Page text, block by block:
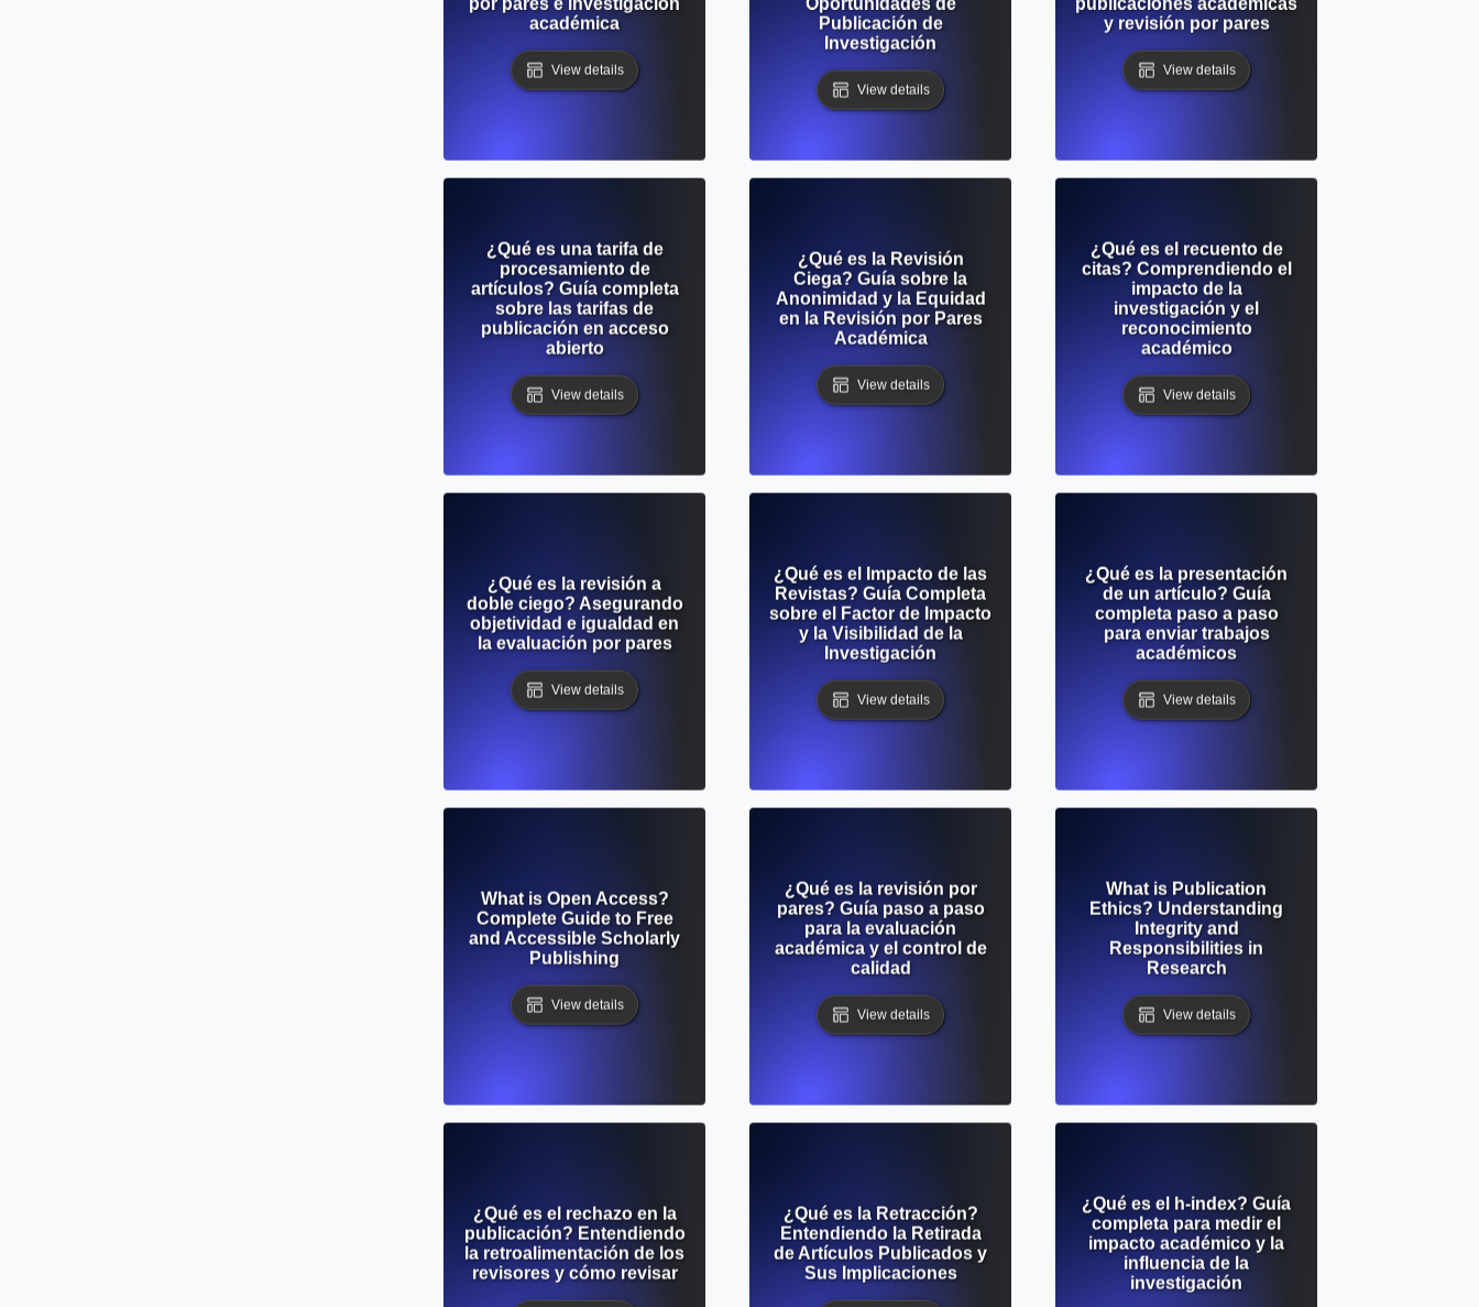
académica
View details
Publicación de
Investigación
View details
y revisión por pares
View details
¿Qué es una tarifa de
procesamiento de
artículos? Guía completa
sobre las tarifas de
publicación en acceso
abierto
View details
¿Qué es la Revisión
Ciega? Guía sobre la
Anonimidad y la Equidad
en la Revisión por Pares
Académica
View details
¿Qué es el recuento de
citas? Comprendiendo el
impacto de la
investigación y el
reconocimiento
académico
View details
¿Qué es la revisión a
doble ciego? Asegurando
objetividad e igualdad en
la evaluación por pares
View details
¿Qué es el Impacto de las
Revistas? Guía Completa
sobre el Factor de Impacto
y la Visibilidad de la
Investigación
View details
¿Qué es la presentación
de un artículo? Guía
completa paso a paso
para enviar trabajos
académicos
View details
What is Open Access?
Complete Guide to Free
and Accessible Scholarly
Publishing
View details
¿Qué es la revisión por
pares? Guía paso a paso
para la evaluación
académica y el control de
calidad
View details
What is Publication
Ethics? Understanding
Integrity and
Responsibilities in
Research
View details
¿Qué es el rechazo en la
publicación? Entendiendo
la retroalimentación de los
revisores y cómo revisar
¿Qué es la Retracción?
Entendiendo la Retirada
de Artículos Publicados y
Sus Implicaciones
¿Qué es el h-index? Guía
completa para medir el
impacto académico y la
influencia de la
investigación